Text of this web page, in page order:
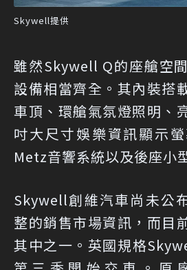
Skywell提供
雖然Skywell Q的座艙空
設備相當齊全。其內裝搭
車頂、環艙氣氛燈照明、
吋大尺寸娛樂資訊顯示
Metz音響系統以及後座小
Skywell創維汽車尚未公
整的銷售市場資訊，而目
其中之一。英國規格